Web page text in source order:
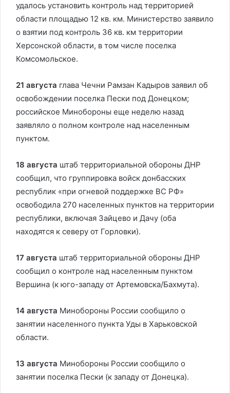
удалось установить контроль над территорией
области площадью 12 кв. км. Министерство заявило
о взятии под контроль 36 кв. км территории
Херсонской области, в том числе поселка
Комсомольское.
21 августа глава Чечни Рамзан Кадыров заявил об
освобождении поселка Пески под Донецком;
российское Минобороны еще неделю назад
заявляло о полном контроле над населенным
пунктом.
18 августа штаб территориальной обороны ДНР
сообщил, что группировка войск донбасских
республик «при огневой поддержке ВС РФ»
освободила 270 населенных пунктов на территории
республики, включая Зайцево и Дачу (оба
находятся к северу от Горловки).
17 августа штаб территориальной обороны ДНР
сообщил о контроле над населенным пунктом
Вершина (к юго-западу от Артемовска/Бахмута).
14 августа Минобороны России сообщило о
занятии населенного пункта Уды в Харьковской
области.
13 августа Минобороны России сообщило о
занятии поселка Пески (к западу от Донецка).